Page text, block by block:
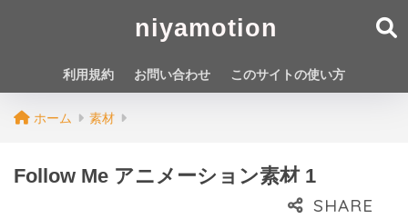
niyamotion
利用規約 お問い合わせ このサイトの使い方
ホーム 素材
Follow Me アニメーション素材 1